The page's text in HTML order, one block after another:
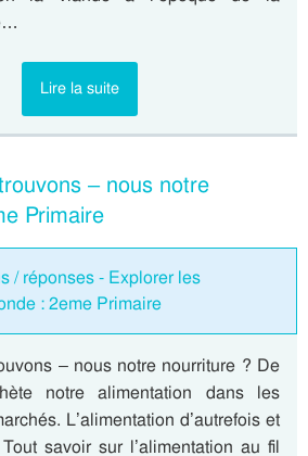
Lire la suite
– nous notre
Primaire
/ réponses - Explorer les
: 2eme Primaire
– nous notre nourriture ? De
notre alimentation dans les
L’alimentation d’autrefois et
Tout savoir sur l’alimentation au fil